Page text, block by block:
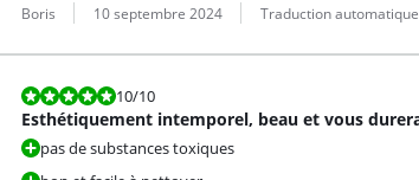
Évaluation par :
Boris
Date : 10 septembre 2024
Traduction : Traduction
La note est 10 sur 10.
10/10
Esthétiquement intemporel, beau et vous
pas de substances toxiques